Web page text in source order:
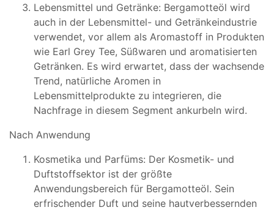
Lebensmittel und Getränke: Bergamotteöl wird
auch in der Lebensmittel- und Getränkeindustrie
verwendet, vor allem als Aromastoff in Produkten
wie Earl Grey Tee, Süßwaren und aromatisierten
Getränken. Es wird erwartet, dass der wachsende
Trend, natürliche Aromen in
Lebensmittelprodukte zu integrieren, die
Nachfrage in diesem Segment ankurbeln wird.
Nach Anwendung
Kosmetika und Parfüms: Der Kosmetik- und
Duftstoffsektor ist der größte
Anwendungsbereich für Bergamotteöl. Sein
erfrischender Duft und seine hautverbessernden